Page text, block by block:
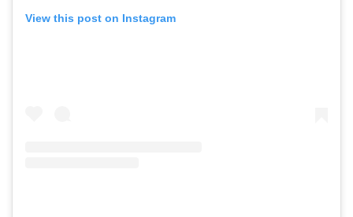
View this post on Instagram